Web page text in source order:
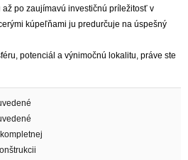
po zaujímavú investičnú príležitosť v
kúpeľňami ju predurčuje na úspešný
potenciál a výnimočnú lokalitu, práve ste